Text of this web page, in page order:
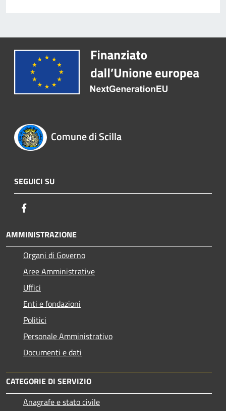
Comune di Scilla
SEGUICI SU
AMMINISTRAZIONE
Organi di Governo
Aree Amministrative
Uffici
Enti e fondazioni
Politici
Personale Amministrativo
Documenti e dati
CATEGORIE DI SERVIZIO
Anagrafe e stato civile